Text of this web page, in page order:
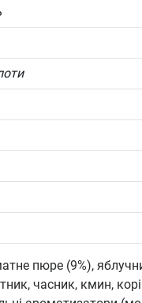
пюре (9%),
часник, кмин,